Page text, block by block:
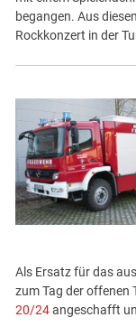
begangen. Aus
Rockkonzert in der
Als Ersatz für das
zum Tag der offenen
20/24angeschafft